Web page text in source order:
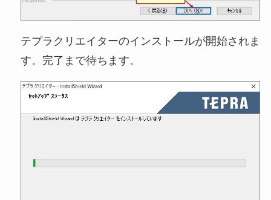
テプラクリエイターのインストールが開始されま
す。完了まで待ちます。